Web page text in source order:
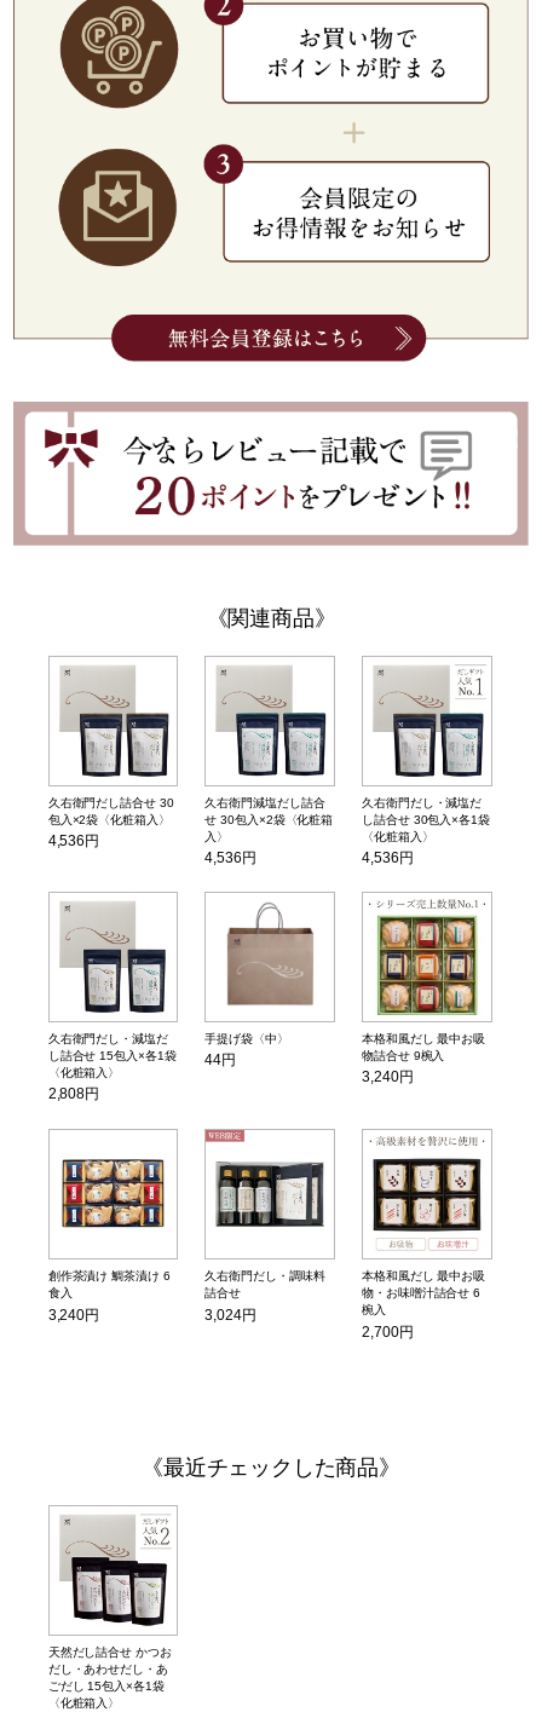
関連商品
久右衛門だし詰合せ 30
包入×2袋〈化粧箱入〉
4,536円
久右衛門減塩だし詰合
せ 30包入×2袋〈化粧箱
入〉
4,536円
久右衛門だし・減塩だ
し詰合せ 30包入×各1袋
〈化粧箱入〉
4,536円
久右衛門だし・減塩だ
し詰合せ 15包入×各1袋
〈化粧箱入〉
2,808円
手提げ袋〈中〉
44円
本格和風だし 最中お吸
物詰合せ 9椀入
3,240円
創作茶漬け 鯛茶漬け 6
食入
3,240円
久右衛門だし・調味料
詰合せ
3,024円
本格和風だし 最中お吸
物・お味噌汁詰合せ 6
椀入
2,700円
最近チェックした商品
天然だし詰合せ かつお
だし・あわせだし・あ
ごだし 15包入×各1袋
〈化粧箱入〉